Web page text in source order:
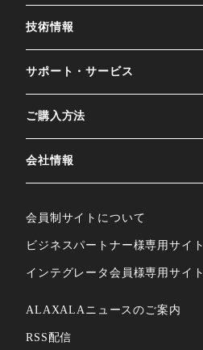
技術情報
サポート・サービス
ご購⼊⽅法
会社情報
会員制サイトについて
ビジネスパートナー様専⽤サイト
インテグレータ会員様専⽤サイト
ALAXALAニュースのご案内
RSS配信